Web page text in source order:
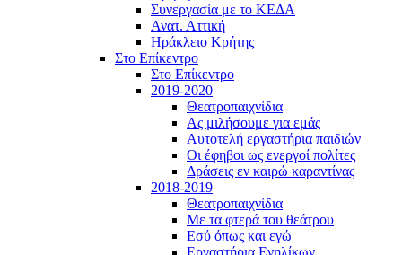
Συνεργασία με το ΚΕΔΑ
Ανατ. Αττική
Ηράκλειο Κρήτης
Στο Επίκεντρο
Στο Επίκεντρο
2019-2020
Θεατροπαιχνίδια
Ας μιλήσουμε για εμάς
Αυτοτελή εργαστήρια παιδιών
Οι έφηβοι ως ενεργοί πολίτες
Δράσεις εν καιρώ καραντίνας
2018-2019
Θεατροπαιχνίδια
Με τα φτερά του θεάτρου
Εσύ όπως και εγώ
Εργαστήρια Ενηλίκων